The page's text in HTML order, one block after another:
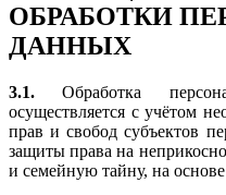
ОБРАБОТКИ
ДАННЫХ
3.1. Обработка
осуществляется с учётом
прав и свобод субъектов
защиты права на
и семейную тайну, на